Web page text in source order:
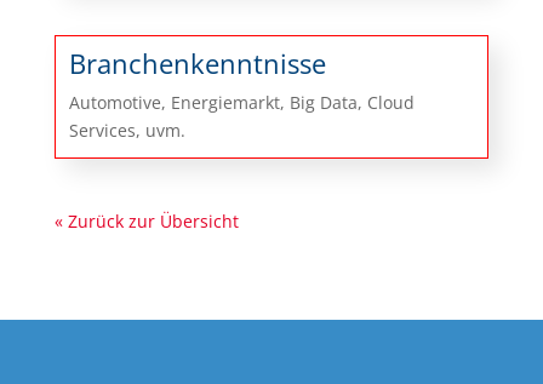
Branchenkenntnisse
Automotive, Energiemarkt, Big Data, Cloud
Services, uvm.
« Zurück zur Übersicht